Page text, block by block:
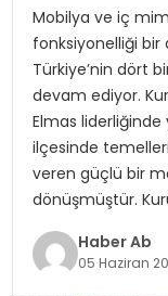
SAĞLIK
MAGAZIN
YAŞAM
Mobilya ve iç
fonksiyonelliği bir
Türkiye’nin dört
devam ediyor.
Elmas liderliğinde
ilçesinde
veren güçlü bir
dönüşmüştür.
Haber Ab
05 Haziran